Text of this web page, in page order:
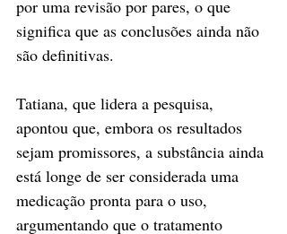
por uma revisão por pares, o que
significa que as conclusões ainda não
são definitivas.
Tatiana, que lidera a pesquisa,
apontou que, embora os resultados
sejam promissores, a substância ainda
está longe de ser considerada uma
medicação pronta para o uso,
argumentando que o tratamento